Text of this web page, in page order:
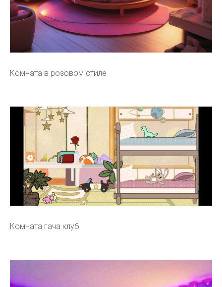
Комната в розовом стиле
Комната гача клуб